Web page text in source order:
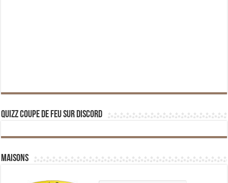
Quizz Coupe de Feu sur Discord
Maisons